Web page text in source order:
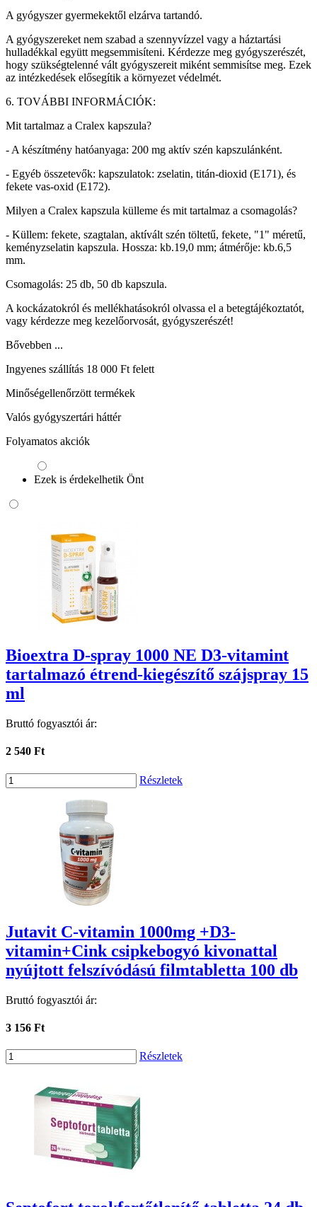
A gyógyszer gyermekektől elzárva tartandó.
A gyógyszereket nem szabad a szennyvízzel vagy a háztartási
hulladékkal együtt megsemmisíteni. Kérdezze meg gyógyszerészét,
hogy szükségtelenné vált gyógyszereit miként semmisítse meg. Ezek
az intézkedések elősegítik a környezet védelmét.
6. TOVÁBBI INFORMÁCIÓK:
Mit tartalmaz a Cralex kapszula?
- A készítmény hatóanyaga: 200 mg aktív szén kapszulánként.
- Egyéb összetevők: kapszulatok: zselatin, titán-dioxid (E171), és
fekete vas-oxid (E172).
Milyen a Cralex kapszula külleme és mit tartalmaz a csomagolás?
- Küllem: fekete, szagtalan, aktívált szén töltetű, fekete, "1" méretű,
keményzselatin kapszula. Hossza: kb.19,0 mm; átmérője: kb.6,5
mm.
Csomagolás: 25 db, 50 db kapszula.
A kockázatokról és mellékhatásokról olvassa el a betegtájékoztatót,
vagy kérdezze meg kezelőorvosát, gyógyszerészét!
Bővebben ...
Ingyenes szállítás 18 000 Ft felett
Minőségellenőrzött termékek
Valós gyógyszertári háttér
Folyamatos akciók
Ezek is érdekelhetik Önt
Bioextra D-spray 1000 NE D3-vitamint
tartalmazó étrend-kiegészítő szájspray 15
ml
Bruttó fogyasztói ár:
2 540 Ft
Részletek
Jutavit C-vitamin 1000mg +D3-
vitamin+Cink csipkebogyó kivonattal
nyújtott felszívódású filmtabletta 100 db
Bruttó fogyasztói ár:
3 156 Ft
Részletek